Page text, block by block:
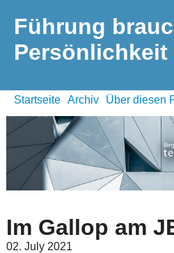
Führung
Persönlichkeit
Startseite Archiv Über diesen
Im Gallop am
02. July 2021